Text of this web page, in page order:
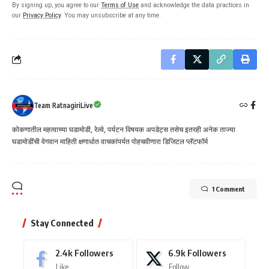
By signing up, you agree to our Terms of Use and acknowledge the data practices in
our Privacy Policy. You may unsubscribe at any time.
Team RatnagiriLive
कोकणातील महत्वाच्या घडामोडी, रेल्वे, पर्यटन विषयक अपडेट्स तसेच इतरही अनेक ताज्या
घडामोडींची वेगवान माहिती क्षणार्धात वाचकांपर्यत पोहचवीणारा डिजिटल प्लॅटफॉर्म
1 Comment
Stay Connected
2.4k Followers
Like
6.9k Followers
Follow